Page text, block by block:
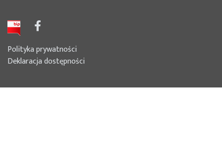
Polityka prywatności
Deklaracja dostępności